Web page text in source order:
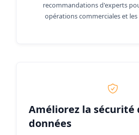
recommandations d'experts
opérations commerciales et
Améliorez la sécurité
données